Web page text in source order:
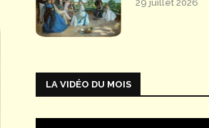
29 juillet 2026
LA VIDÉO DU MOIS